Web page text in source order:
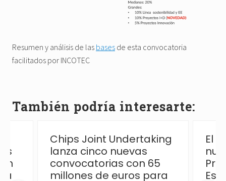
Resumen y análisis de las bases de esta convocatoria
facilitados por INCOTEC
También podría interesarte:
Chips Joint Undertaking
lanza cinco nuevas
convocatorias con 65
millones de euros para
El